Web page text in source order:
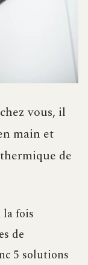
vous, il
main et
de
la fois
de
5 solutions